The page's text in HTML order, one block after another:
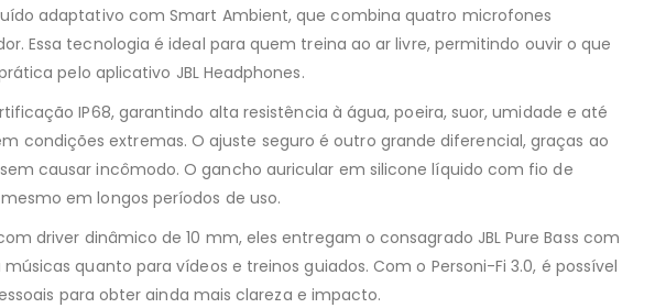
adaptativo com Smart Ambient, que combina quatro microfones
Essa tecnologia é ideal para quem treina ao ar livre, permitindo ouvir o que
pelo aplicativo JBL Headphones.
IP68, garantindo alta resistência à água, poeira, suor, umidade e até
condições extremas. O ajuste seguro é outro grande diferencial, graças ao
causar incômodo. O gancho auricular em silicone líquido com fio de
em longos períodos de uso.
driver dinâmico de 10 mm, eles entregam o consagrado JBL Pure Bass com
quanto para vídeos e treinos guiados. Com o Personi-Fi 3.0, é possível
para obter ainda mais clareza e impacto.